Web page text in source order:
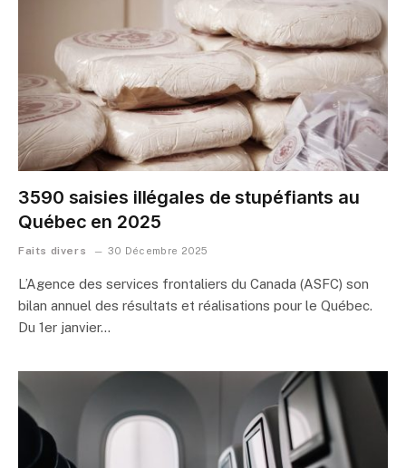
3590 saisies illégales de stupéfiants au
Québec en 2025
Faits divers 30 Décembre 2025
L’Agence des services frontaliers du Canada (ASFC) son
bilan annuel des résultats et réalisations pour le Québec.
Du 1er janvier…